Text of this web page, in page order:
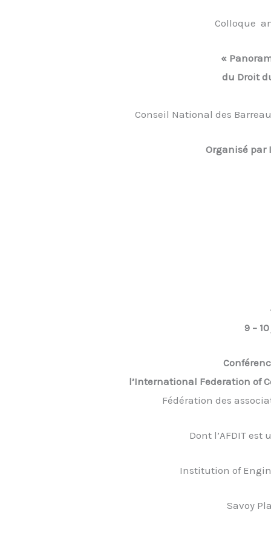
Colloque
«
du Droit
Conseil National des
Organisé par
9 –
l’International Federation of
Fédération des
Dont l’AFDIT
Institution of
Savoy